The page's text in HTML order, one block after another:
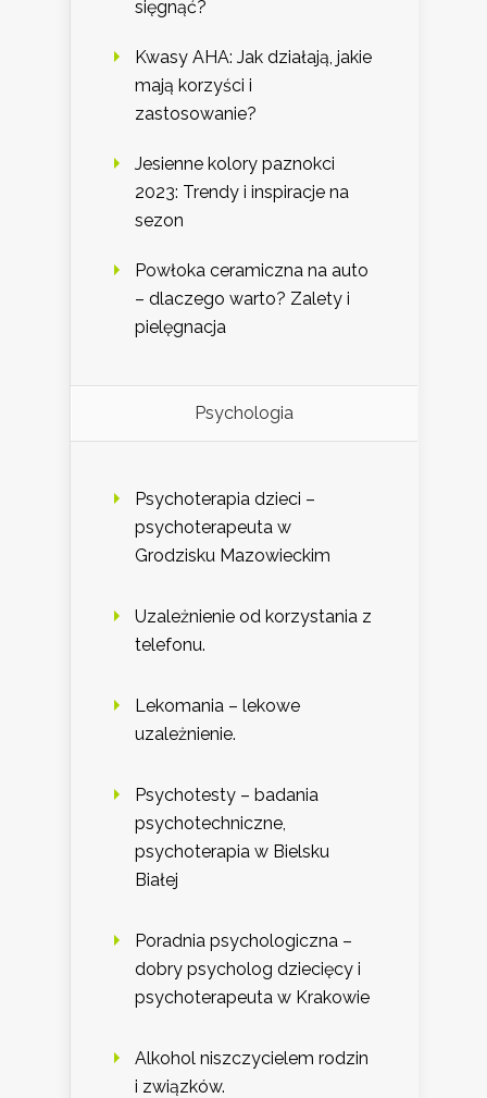
sięgnąć?
Kwasy AHA: Jak działają, jakie
mają korzyści i
zastosowanie?
Jesienne kolory paznokci
2023: Trendy i inspiracje na
sezon
Powłoka ceramiczna na auto
– dlaczego warto? Zalety i
pielęgnacja
Psychologia
Psychoterapia dzieci –
psychoterapeuta w
Grodzisku Mazowieckim
Uzależnienie od korzystania z
telefonu.
Lekomania – lekowe
uzależnienie.
Psychotesty – badania
psychotechniczne,
psychoterapia w Bielsku
Białej
Poradnia psychologiczna –
dobry psycholog dziecięcy i
psychoterapeuta w Krakowie
Alkohol niszczycielem rodzin
i związków.